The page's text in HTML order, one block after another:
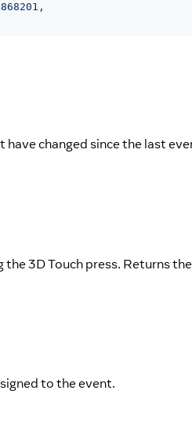
,
changed since the last
3D Touch press. Returns
to the event.